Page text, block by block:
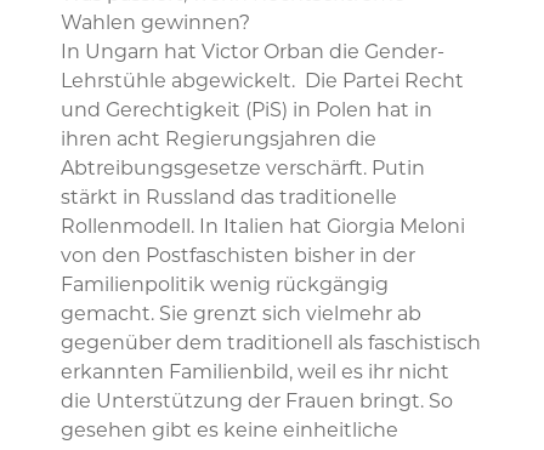
Wahlen gewinnen?
In Ungarn hat Victor Orban die Gender-
Lehrstühle abgewickelt. Die Partei Recht
und Gerechtigkeit (PiS) in Polen hat in
ihren acht Regierungsjahren die
Abtreibungsgesetze verschärft. Putin
stärkt in Russland das traditionelle
Rollenmodell. In Italien hat Giorgia Meloni
von den Postfaschisten bisher in der
Familienpolitik wenig rückgängig
gemacht. Sie grenzt sich vielmehr ab
gegenüber dem traditionell als faschistisch
erkannten Familienbild, weil es ihr nicht
die Unterstützung der Frauen bringt. So
gesehen gibt es keine einheitliche